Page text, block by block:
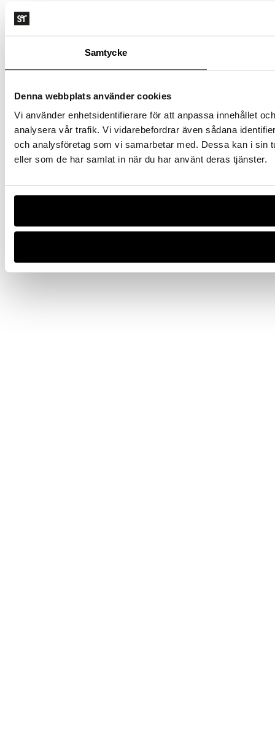
Samtycke
Denna webbplats använder cookies
Vi använder enhetsidentifierare för att anpassa innehållet
analysera vår trafik. Vi vidarebefordrar även sådana
och analysföretag som vi samarbetar med. Dessa kan i sin
eller som de har samlat in när du har använt deras tjänster.